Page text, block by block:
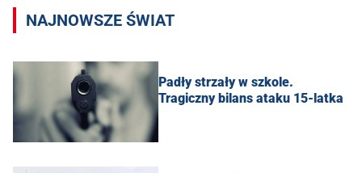
NAJNOWSZE ŚWIAT
Padły strzały w szkole.
Tragiczny bilans ataku 15-latka